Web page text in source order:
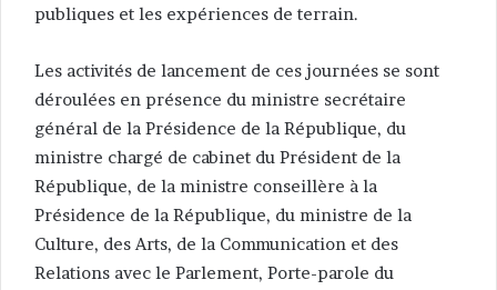
publiques et les expériences de terrain.
Les activités de lancement de ces journées se sont
déroulées en présence du ministre secrétaire
général de la Présidence de la République, du
ministre chargé de cabinet du Président de la
République, de la ministre conseillère à la
Présidence de la République, du ministre de la
Culture, des Arts, de la Communication et des
Relations avec le Parlement, Porte-parole du